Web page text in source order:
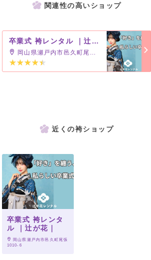
関連性の高いショップ
卒業式 袴レンタル ｜辻が花｜
岡山県瀬戸内市邑久町尾張1010-6
近くの袴ショップ
卒業式 袴レンタ
ル ｜辻が花｜
岡山県瀬戸内市邑久町尾張
1010-6